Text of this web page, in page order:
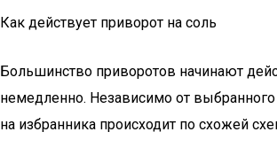
Как действует приворот на соль
Большинство приворотов начинают
немедленно. Независимо от выбранного
на избранника происходит по схожей